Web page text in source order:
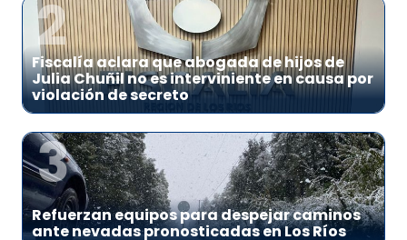
2
Fiscalía aclara que abogada de hijos de
Julia Chuñil no es interviniente en causa por
violación de secreto
3
Refuerzan equipos para despejar caminos
ante nevadas pronosticadas en Los Ríos